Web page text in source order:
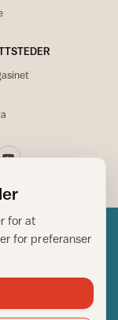
for at
for preferanser